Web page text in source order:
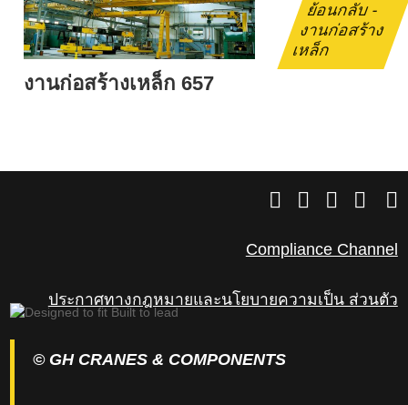
งานก่อสร้างเหล็ก 657
ย้อนกลับ -
งานก่อสร้าง
เหล็ก
Compliance Channel
ประกาศทางกฎหมายและนโยบายความเป็น ส่วนตัว
© GH CRANES & COMPONENTS